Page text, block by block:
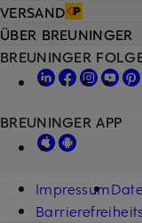
VERSAND
ÜBER BREUNINGER
BREUNINGER
BREUNINGER APP
Impressum